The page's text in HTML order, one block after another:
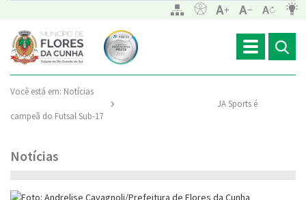
Toggle
navigation
Você está em: Notícias
JA Sports é
campeã do Futsal Sub-17
Notícias